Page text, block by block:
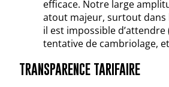
efficace. Notre large
atout majeur, surtout dans
il est impossible
tentative de cambriolage,
TRANSPARENCE TARIFAIRE